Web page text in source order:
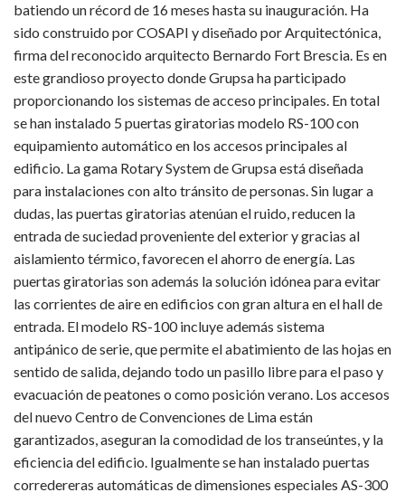
batiendo un récord de 16 meses hasta su inauguración. Ha
sido construido por COSAPI y diseñado por Arquitectónica,
firma del reconocido arquitecto Bernardo Fort Brescia. Es en
este grandioso proyecto donde Grupsa ha participado
proporcionando los sistemas de acceso principales. En total
se han instalado 5 puertas giratorias modelo RS-100 con
equipamiento automático en los accesos principales al
edificio. La gama Rotary System de Grupsa está diseñada
para instalaciones con alto tránsito de personas. Sin lugar a
dudas, las puertas giratorias atenúan el ruido, reducen la
entrada de suciedad proveniente del exterior y gracias al
aislamiento térmico, favorecen el ahorro de energía. Las
puertas giratorias son además la solución idónea para evitar
las corrientes de aire en edificios con gran altura en el hall de
entrada. El modelo RS-100 incluye además sistema
antipánico de serie, que permite el abatimiento de las hojas en
sentido de salida, dejando todo un pasillo libre para el paso y
evacuación de peatones o como posición verano. Los accesos
del nuevo Centro de Convenciones de Lima están
garantizados, aseguran la comodidad de los transeúntes, y la
eficiencia del edificio. Igualmente se han instalado puertas
corredereras automáticas de dimensiones especiales AS-300